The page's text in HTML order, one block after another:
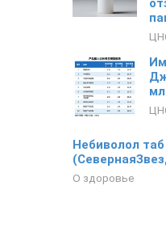
Небиволол
О здоровье